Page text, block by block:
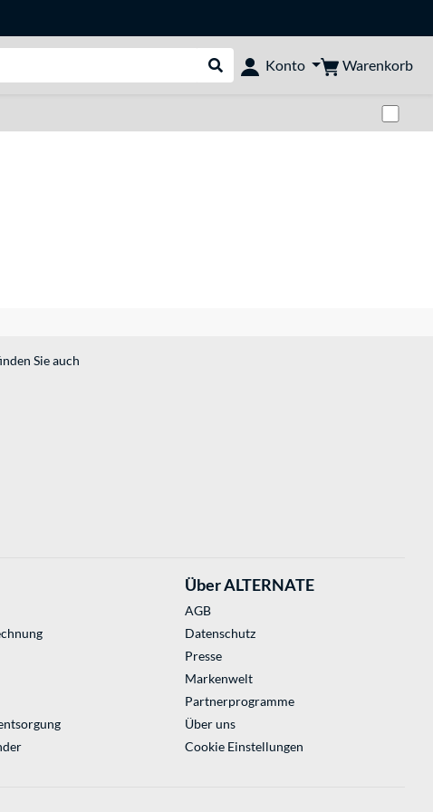
Suche durchführen
Konto Warenkorb
Sie auch
Über ALTERNATE
AGB
Datenschutz
Presse
Markenwelt
Partnerprogramme
Über uns
Cookie Einstellungen